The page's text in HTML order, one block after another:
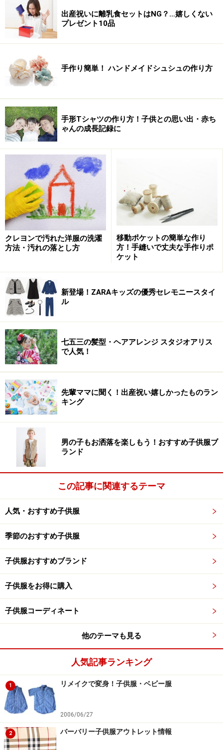
『だるまさんと』だるまさんシリーズ3冊セット
、福音
館『こどものとも012』など。そのほか、出産祝いにお
すすめの絵本は「
第9位 おもちゃ
カラフルな色使いとやさしい手触りが魅力の布絵本。
marias/布えほん かずあそび
先輩ママに聞く！もらって嬉しかった出産祝いランキン
グ第9位は、おもちゃ。自分で買わないようなおもちゃ
は、「もらって嬉しかった！」という声が多い出産祝い
のひとつ。贈り手の好みを押し付けるような、こだわり
すぎたおもちゃではなく、定番のおもちゃや、布製、木
製のナチュラルなおもちゃなどが喜ばれるようです。仕
掛けのついた布絵本は、絵本としてもおもちゃとしても
楽しめ、プレゼントにもおすすめです。そのほか、出産
祝いにおすすめのおもちゃは「0歳児の赤ちゃんにおす
すめのおもちゃ
ご紹介しています。
第8位 金券・ギフト券・現金
先輩ママに聞く！もらって嬉しかった出産祝いランキン
グ第8位は、金券・ギフト券・現金。「味気ない」とい
う意見も一部ありましたが、使わないものをもらうより
いろいろと物入りということもあり、金券やギフト券、
現金だったら、本当に必要なものを買うのに使ってもら
出産祝いに離乳食セットはNG？…嬉しくない
プレゼント10品
手作り簡単！ ハンドメイドシュシュの作り方
手形Tシャツの作り方！子供との思い出・赤ち
ゃんの成長記録に
クレヨンで汚れた洋服の洗濯
方法・汚れの落とし方
移動ポケットの簡単な作り
方！手縫いで丈夫な手作りポ
ケット
新登場！ZARAキッズの優秀セレモニースタイ
ル
七五三の髪型・ヘアアレンジ スタジオアリス
で人気！
先輩ママに聞く！出産祝い嬉しかったものラン
キング
男の子もお洒落を楽しもう！おすすめ子供服ブ
ランド
この記事に関連するテーマ
人気・おすすめ子供服
季節のおすすめ子供服
子供服おすすめブランド
子供服をお得に購入
子供服コーディネート
他のテーマも見る
人気記事ランキング
1 リメイクで変身！子供服・ベビー服
2006/06/27
2 バーバリー子供服アウトレット情報